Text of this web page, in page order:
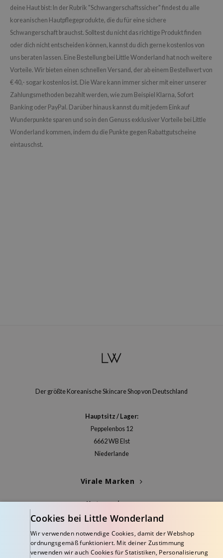
deine Haut bist: In der Rubrik "Schwangerschaftssicher" findest du alle
koreanischen Hautpflegeprodukte, die du für eine sichere
Schwangerschaft brauchst. Solltest du nicht das richtige Produkt finden
oder dich nicht entscheiden können, kannst du dich gerne kostenlos von
uns beraten lassen. Eine Bestellung bei Little Wonderland hat noch weitere
Vorteile. Wir bieten einen schnellen Versand, der ab einem Bestellwert von
€ 40,- sogar kostenlos ist. Die Ware kann immer sicher mit einer unserer
Zahlungsmethoden bezahlt werden, wie zum Beispiel Klarna, Sofort
Banking oder PayPal. Darüber hinaus kannst du mit jedem Einkauf
Wunderpunkte sparen und so in den Genuss exklusiver Vorteile bei Little
Wonderland kommen, indem du die Punkte gegen Rabattgutscheine
eintauschst.
Der größte Koreanische Skincare Shop von Deutschland
Hauptsitz / Lager:
Peppelenbos 12
6662 WB Elst
Niederlande
Virale Marken
Kategorien
Info
Cookies bei Little Wonderland
Wir verwenden notwendige Cookies, damit der Webshop
ordnungsgemäß funktioniert. Mit deiner Zustimmung
verwenden wir auch Cookies für Statistiken, Personalisierung